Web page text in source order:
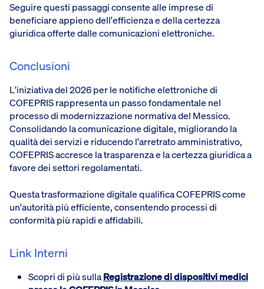
Seguire questi passaggi consente alle imprese di
beneficiare appieno dell'efficienza e della certezza
giuridica offerte dalle comunicazioni elettroniche.
Conclusioni
L'iniziativa del 2026 per le notifiche elettroniche di
COFEPRIS rappresenta un passo fondamentale nel
processo di modernizzazione normativa del Messico.
Consolidando la comunicazione digitale, migliorando la
qualità dei servizi e riducendo l'arretrato amministrativo,
COFEPRIS accresce la trasparenza e la certezza giuridica a
favore dei settori regolamentati.
Questa trasformazione digitale qualifica COFEPRIS come
un'autorità più efficiente, consentendo processi di
conformità più rapidi e affidabili.
Link Interni
Scopri di più sullaRegistrazione di dispositivi medici